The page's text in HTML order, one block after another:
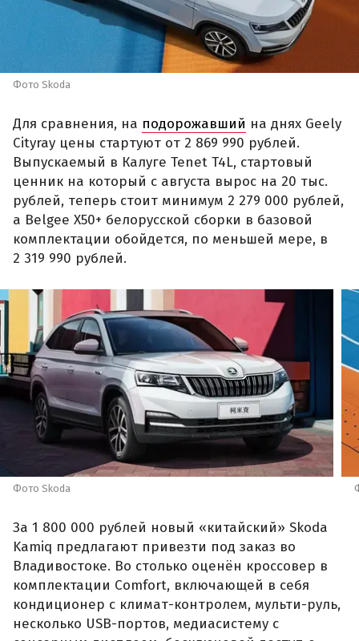
Фото Skoda
Для сравнения, на подорожавший на днях Geely
Cityray цены стартуют от 2 869 990 рублей.
Выпускаемый в Калуге Tenet T4L, стартовый
ценник на который с августа вырос на 20 тыс.
рублей, теперь стоит минимум 2 279 000 рублей,
а Belgee X50+ белорусской сборки в базовой
комплектации обойдется, по меньшей мере, в
2 319 990 рублей.
Фото Skoda
За 1 800 000 рублей новый «китайский» Skoda
Kamiq предлагают привезти под заказ во
Владивостоке. Во столько оценён кроссовер в
комплектации Comfort, включающей в себя
кондиционер с климат-контролем, мульти-руль,
несколько USB-портов, медиасистему с